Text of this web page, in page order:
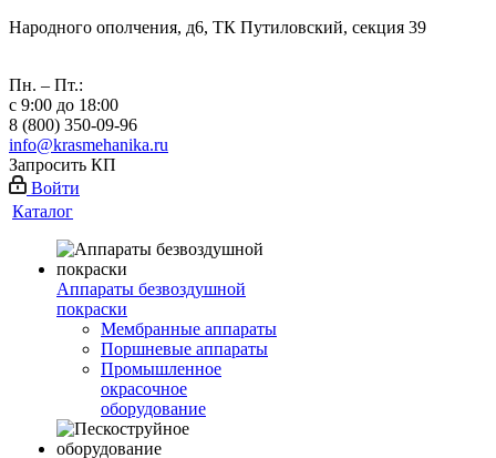
Народного ополчения, д6, ТК Путиловский, секция 39
Пн. – Пт.:
с 9:00 до 18:00
8 (800) 350-09-96
info@krasmehanika.ru
Запросить КП
Войти
Каталог
Аппараты безвоздушной
покраски
Мембранные аппараты
Поршневые аппараты
Промышленное
окрасочное
оборудование